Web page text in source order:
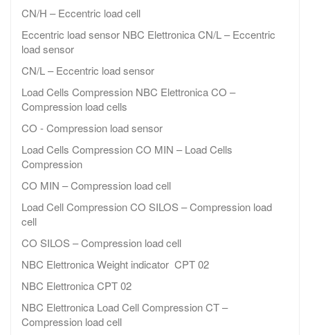
CN/H – Eccentric load cell
Eccentric load sensor NBC Elettronica CN/L – Eccentric
load sensor
CN/L – Eccentric load sensor
Load Cells Compression NBC Elettronica CO –
Compression load cells
CO - Compression load sensor
Load Cells Compression CO MIN – Load Cells
Compression
CO MIN – Compression load cell
Load Cell Compression CO SILOS – Compression load
cell
CO SILOS – Compression load cell
NBC Elettronica Weight indicator CPT 02
NBC Elettronica CPT 02
NBC Elettronica Load Cell Compression CT –
Compression load cell